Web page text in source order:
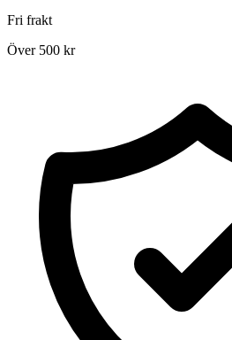
Fri frakt
Över 500 kr